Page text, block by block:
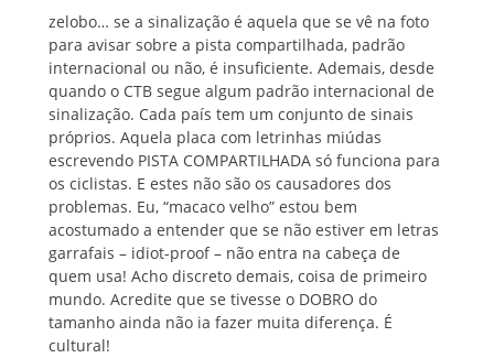
zelobo… se a sinalização é aquela que se vê na foto
para avisar sobre a pista compartilhada, padrão
internacional ou não, é insuficiente. Ademais, desde
quando o CTB segue algum padrão internacional de
sinalização. Cada país tem um conjunto de sinais
próprios. Aquela placa com letrinhas miúdas
escrevendo PISTA COMPARTILHADA só funciona para
os ciclistas. E estes não são os causadores dos
problemas. Eu, “macaco velho” estou bem
acostumado a entender que se não estiver em letras
garrafais – idiot-proof – não entra na cabeça de
quem usa! Acho discreto demais, coisa de primeiro
mundo. Acredite que se tivesse o DOBRO do
tamanho ainda não ia fazer muita diferença. É
cultural!